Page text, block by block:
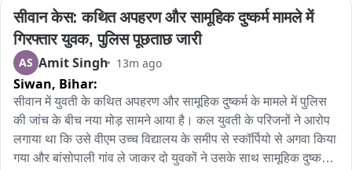
तिरंगा देश की एकता, अखंडता और गौरव का प्रतीक है। अभियान का उद्देश्य
प्रत्येक नागरिक में राष्ट्रप्रेम और राष्ट्रीय ध्वज के प्रति सम्मान की भावना
को मजबूत करना है। प्रभात फेरी के जरिए लोगों से अभियान से जुड़कर देश
के प्रति अपनी जिम्मेदारी और सम्मान व्यक्त करने का आह्वान किया गया।
सीवान केस: कथित अपहरण और सामूहिक दुष्कर्म मामले में
गिरफ्तार युवक, पुलिस पूछताछ जारी
AS Amit Singh 13m ago
Siwan, Bihar:
सीवान में युवती के कथित अपहरण और सामूहिक दुष्कर्म के मामले में पुलिस
की जांच के बीच नया मोड़ सामने आया है। कल युवती के परिजनों ने आरोप
लगाया था कि उसे वीएम उच्च विद्यालय के समीप से स्कॉर्पियो से अगवा किया
गया और बांसोपाली गांव ले जाकर दो युवकों ने उसके साथ सामूहिक दुष्कर्म